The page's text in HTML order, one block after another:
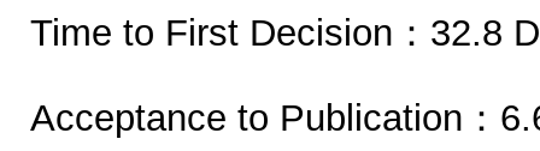
Time to First Decision：32.8
Acceptance to Publication：